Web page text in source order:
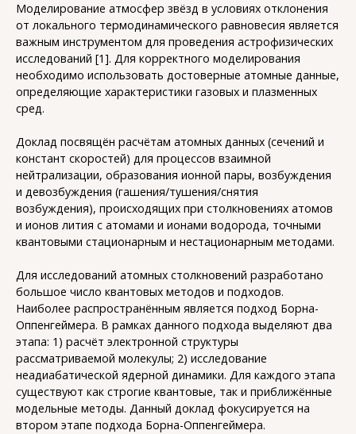
Моделирование атмосфер звёзд в условиях отклонения
от локального термодинамического равновесия является
важным инструментом для проведения астрофизических
исследований [1]. Для корректного моделирования
необходимо использовать достоверные атомные данные,
определяющие характеристики газовых и плазменных
сред.
Доклад посвящён расчётам атомных данных (сечений и
констант скоростей) для процессов взаимной
нейтрализации, образования ионной пары, возбуждения
и девозбуждения (гашения/тушения/снятия
возбуждения), происходящих при столкновениях атомов
и ионов лития с атомами и ионами водорода, точными
квантовыми стационарным и нестационарным методами.
Для исследований атомных столкновений разработано
большое число квантовых методов и подходов.
Наиболее распространённым является подход Борна-
Оппенгеймера. В рамках данного подхода выделяют два
этапа: 1) расчёт электронной структуры
рассматриваемой молекулы; 2) исследование
неадиабатической ядерной динамики. Для каждого этапа
существуют как строгие квантовые, так и приближённые
модельные методы. Данный доклад фокусируется на
втором этапе подхода Борна-Оппенгеймера.